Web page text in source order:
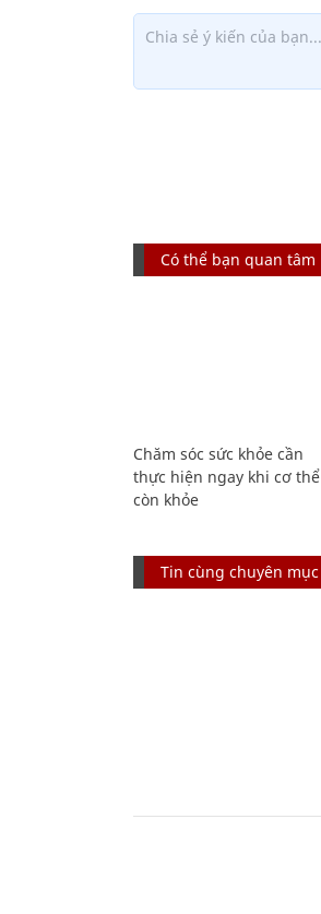
Có thể bạn quan tâm
Chăm sóc sức khỏe cần
thực hiện ngay khi cơ thể
còn khỏe
Tin cùng chuyên mục